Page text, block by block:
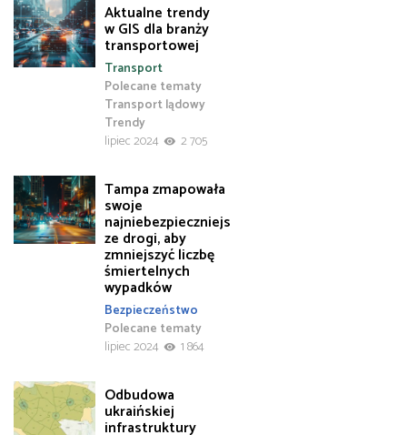
Aktualne trendy
w GIS dla branży
transportowej
Polecane tematy
Transport
Transport lądowy
Trendy
lipiec 2024
2 705
Tampa zmapowała
swoje
najniebezpieczniejs
ze drogi, aby
zmniejszyć liczbę
śmiertelnych
wypadków
Bezpieczeństwo
Polecane tematy
lipiec 2024
1 864
Odbudowa
ukraińskiej
infrastruktury